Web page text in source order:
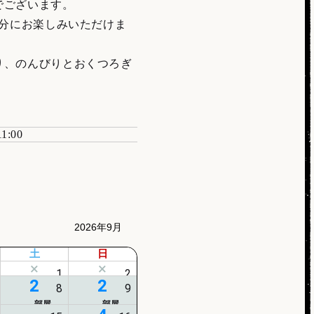
ざいます。
にお楽しみいただけま
のんびりとおくつろぎ
2026年9月
土 日
2
2